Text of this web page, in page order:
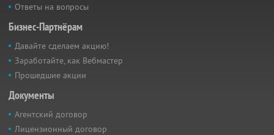
Ответы на вопросы
Бизнес-Партнёрам
Давайте сделаем акцию!
Заработайте, как Вебмастер
Прошедшие акции
Документы
Агентский договор
Лицензионный договор